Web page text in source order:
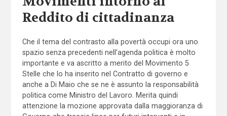
Reddito di cittadinanza
Che il tema del contrasto alla povertà occupi ora uno
spazio senza precedenti nell’agenda politica è molto
importante e va ascritto a merito del Movimento 5
Stelle che lo ha inserito nel Contratto di governo e
anche a Di Maio che se ne è assunto la responsabilità
politica come Ministro del Lavoro. Merita quindi
attenzione la mozione approvata dalla maggioranza di